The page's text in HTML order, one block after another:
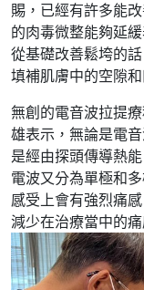
賜，已經有許多能
的肉毒微整能夠延
從基礎改善鬆垮的
填補肌膚中的空隙
無創的電音波拉提
雄表示，無論是電
是經由探頭傳導熱
電波又分為單極和
感受上會有強烈痛
減少在治療當中的痛